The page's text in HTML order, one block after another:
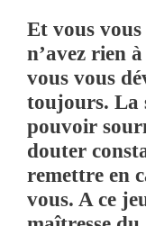
Et vous vous
n’avez rien
vous vous
toujours. La
pouvoir
douter
remettre en
vous. A ce